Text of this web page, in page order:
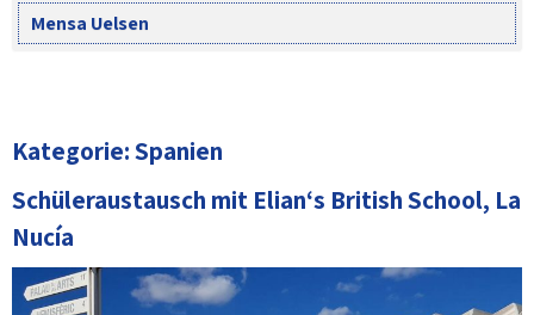
Mensa Uelsen
Kategorie:Spanien
Schüleraustausch mit Elian‘s British School, La
Nucía